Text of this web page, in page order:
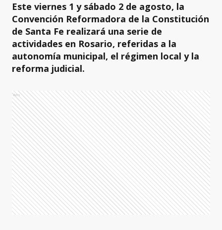
Este viernes 1 y sábado 2 de agosto, la
Convención Reformadora de la Constitución
de Santa Fe realizará una serie de
actividades en Rosario, referidas a la
autonomía municipal, el régimen local y la
reforma judicial.
Ads